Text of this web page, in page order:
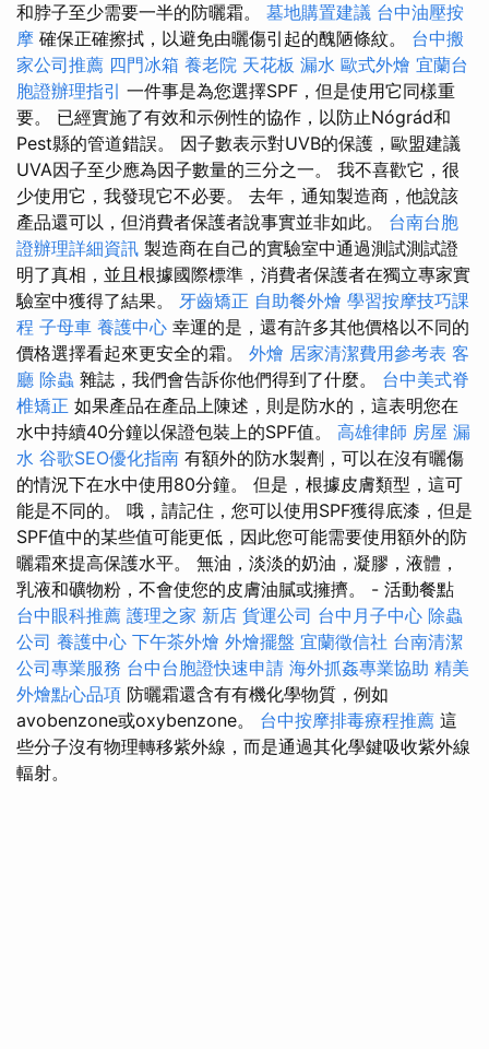
和脖子至少需要一半的防曬霜。 墓地購置建議 台中油壓按
摩 確保正確擦拭，以避免由曬傷引起的醜陋條紋。 台中搬
家公司推薦 四門冰箱 養老院 天花板 漏水 歐式外燴 宜蘭台
胞證辦理指引 一件事是為您選擇SPF，但是使用它同樣重
要。 已經實施了有效和示例性的協作，以防止Nógrád和
Pest縣的管道錯誤。 因子數表示對UVB的保護，歐盟建議
UVA因子至少應為因子數量的三分之一。 我不喜歡它，很
少使用它，我發現它不必要。 去年，通知製造商，他說該
產品還可以，但消費者保護者說事實並非如此。 台南台胞
證辦理詳細資訊 製造商在自己的實驗室中通過測試測試證
明了真相，並且根據國際標準，消費者保護者在獨立專家實
驗室中獲得了結果。 牙齒矯正 自助餐外燴 學習按摩技巧課
程 子母車 養護中心 幸運的是，還有許多其他價格以不同的
價格選擇看起來更安全的霜。 外燴 居家清潔費用參考表 客
廳 除蟲 雜誌，我們會告訴你他們得到了什麼。 台中美式脊
椎矯正 如果產品在產品上陳述，則是防水的，這表明您在
水中持續40分鐘以保證包裝上的SPF值。 高雄律師 房屋 漏
水 谷歌SEO優化指南 有額外的防水製劑，可以在沒有曬傷
的情況下在水中使用80分鐘。 但是，根據皮膚類型，這可
能是不同的。 哦，請記住，您可以使用SPF獲得底漆，但是
SPF值中的某些值可能更低，因此您可能需要使用額外的防
曬霜來提高保護水平。 無油，淡淡的奶油，凝膠，液體，
乳液和礦物粉，不會使您的皮膚油膩或擁擠。 - 活動餐點
台中眼科推薦 護理之家 新店 貨運公司 台中月子中心 除蟲
公司 養護中心 下午茶外燴 外燴擺盤 宜蘭徵信社 台南清潔
公司專業服務 台中台胞證快速申請 海外抓姦專業協助 精美
外燴點心品項 防曬霜還含有有機化學物質，例如
avobenzone或oxybenzone。 台中按摩排毒療程推薦 這
些分子沒有物理轉移紫外線，而是通過其化學鍵吸收紫外線
輻射。